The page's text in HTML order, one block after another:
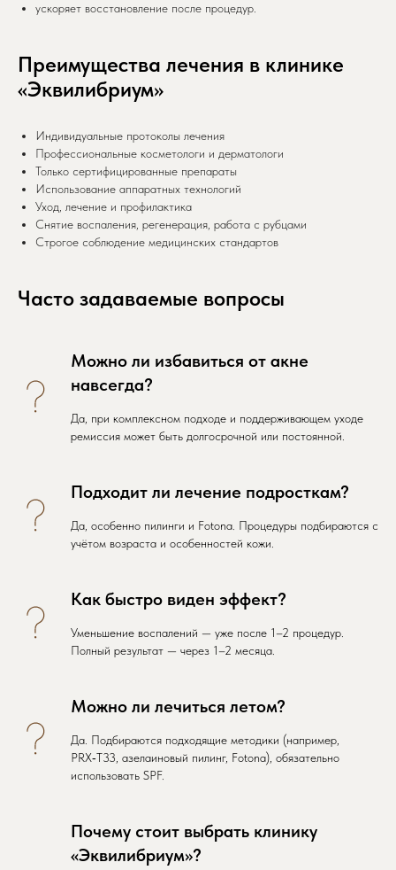
ускоряет восстановление после процедур.
Преимущества лечения в клинике
«Эквилибриум»
Индивидуальные протоколы лечения
Профессиональные косметологи и дерматологи
Только сертифицированные препараты
Использование аппаратных технологий
Уход, лечение и профилактика
Снятие воспаления, регенерация, работа с рубцами
Строгое соблюдение медицинских стандартов
Часто задаваемые вопросы
Можно ли избавиться от акне
навсегда?
Да, при комплексном подходе и поддерживающем уходе
ремиссия может быть долгосрочной или постоянной.
Подходит ли лечение подросткам?
Да, особенно пилинги и Fotona. Процедуры подбираются с
учётом возраста и особенностей кожи.
Как быстро виден эффект?
Уменьшение воспалений — уже после 1–2 процедур.
Полный результат — через 1–2 месяца.
Можно ли лечиться летом?
Да. Подбираются подходящие методики (например,
PRX‑T33, азелаиновый пилинг, Fotona), обязательно
использовать SPF.
Почему стоит выбрать клинику
«Эквилибриум»?